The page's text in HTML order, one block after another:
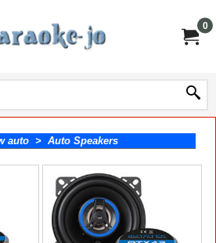
0
auto > Auto Speakers